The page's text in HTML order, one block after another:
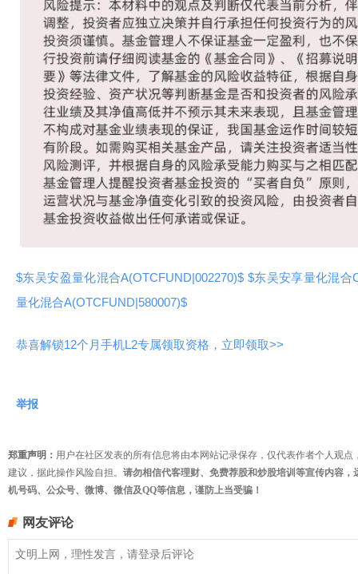
$东吴安盈量化混合A(OTCFUND|002270)$ $东吴安享量化混合
量化混合A(OTCFUND|580007)$
恭喜解锁12个月手机L2专属领取资格，立即领取>>
举报
郑重声明： 用户在社区发表的所有信息将由本网站记录保存，仅代表作者个人观
建议，据此操作风险自担。 请勿相信代客理财、免费荐股和炒股培训等宣传内容
机号码、公众号、微博、微信及QQ等信息，谨防上当受骗！
网友评论